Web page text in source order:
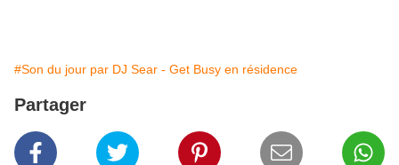
#Son du jour par DJ Sear - Get Busy en résidence
Partager